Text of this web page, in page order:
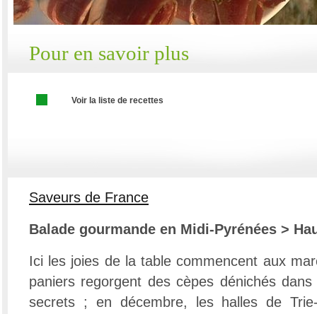
Pour en savoir plus
Voir la liste de recettes
Saveurs de France
Balade gourmande en Midi-Pyrénées >
Ici les joies de la table commencent aux
paniers regorgent des cèpes dénichés
secrets ; en décembre, les halles de